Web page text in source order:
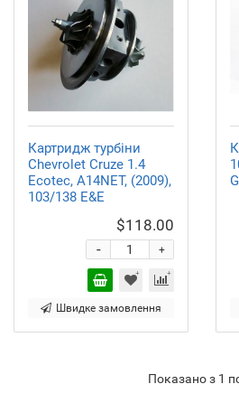
Картридж турбіни
Chevrolet Cruze 1.4
Ecotec, A14NET, (2009),
103/138 E&E
$118.00
+
-
Швидке замовлення
Показано з 1